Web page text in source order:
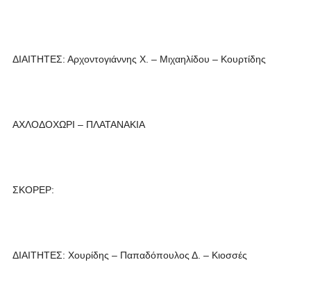
ΔΙΑΙΤΗΤΕΣ: Αρχοντογιάννης Χ. – Μιχαηλίδου – Κουρτίδης
ΑΧΛΟΔΟΧΩΡΙ – ΠΛΑΤΑΝΑΚΙΑ
ΣΚΟΡΕΡ:
ΔΙΑΙΤΗΤΕΣ: Χουρίδης – Παπαδόπουλος Δ. – Κιοσσές